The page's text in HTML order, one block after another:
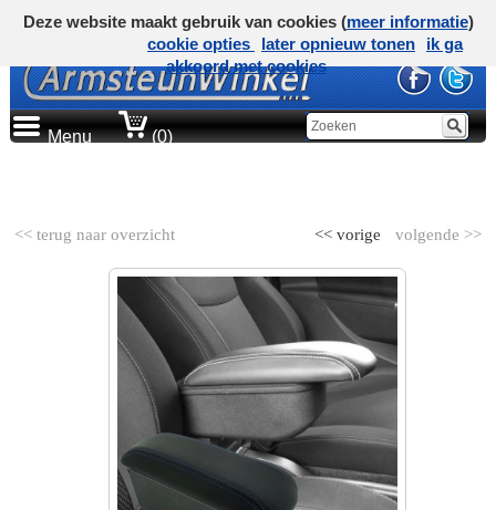
Menu (0)
<< terug naar overzicht volgende >>
<< vorige
Deze website maakt gebruik van cookies (meer informatie)
cookie opties
later opnieuw tonen
ik ga
akkoord met cookies